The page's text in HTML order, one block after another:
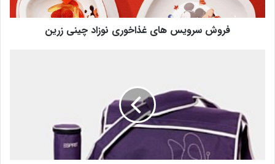
فروش سرویس های غذاخوری نوزاد چینی زرین